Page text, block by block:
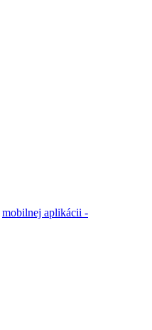
mobilnej aplikácii -